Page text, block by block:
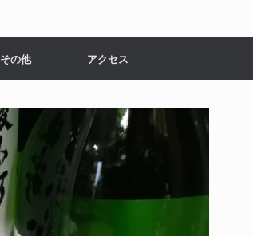
その他 アクセス